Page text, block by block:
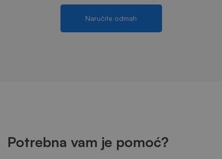
Naručite odmah
Potrebna vam je pomoć?